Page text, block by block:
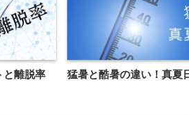
と離脱率 猛暑と酷暑の違い！真夏